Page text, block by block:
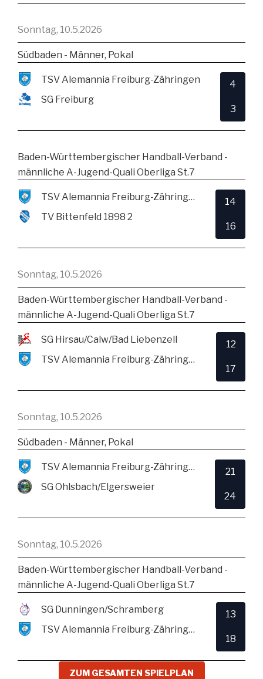
Sonntag, 10.5.2026
Südbaden - Männer, Pokal
TSV Alemannia Freiburg-Zähringen
SG Freiburg
4
3
Baden-Württembergischer Handball-Verband -
männliche A-Jugend-Quali Oberliga St.7
TSV Alemannia Freiburg-Zähringen
TV Bittenfeld 1898 2
14
16
Sonntag, 10.5.2026
Baden-Württembergischer Handball-Verband -
männliche A-Jugend-Quali Oberliga St.7
SG Hirsau/Calw/Bad Liebenzell
TSV Alemannia Freiburg-Zähringen
12
17
Sonntag, 10.5.2026
Südbaden - Männer, Pokal
TSV Alemannia Freiburg-Zähringen
SG Ohlsbach/Elgersweier
21
24
Sonntag, 10.5.2026
Baden-Württembergischer Handball-Verband -
männliche A-Jugend-Quali Oberliga St.7
SG Dunningen/Schramberg
TSV Alemannia Freiburg-Zähringen
13
18
ZUM GESAMTEN SPIELPLAN